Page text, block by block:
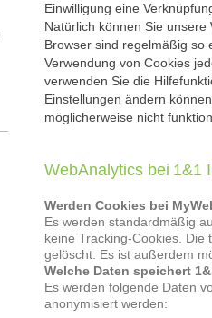
Einwilligung eine
Natürlich können Sie
Browser sind regelmäßig so
Verwendung von Cookies
verwenden Sie die
Einstellungen ändern
möglicherweise nicht
WebAnalytics bei 1&1
Werden Cookies bei
Es werden standardmäßig
keine Tracking-Cookies.
gelöscht. Es ist außerdem
Welche Daten speichert
Es werden folgende Daten
anonymisiert werden: